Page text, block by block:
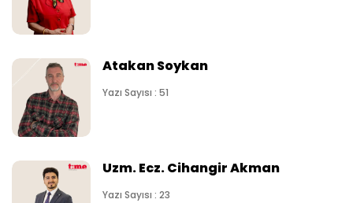
Atakan Soykan
Yazı Sayısı : 51
Uzm. Ecz. Cihangir Akman
Yazı Sayısı : 23